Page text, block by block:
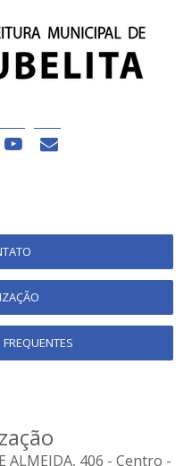
ALMEIDA, 406 - Centro -